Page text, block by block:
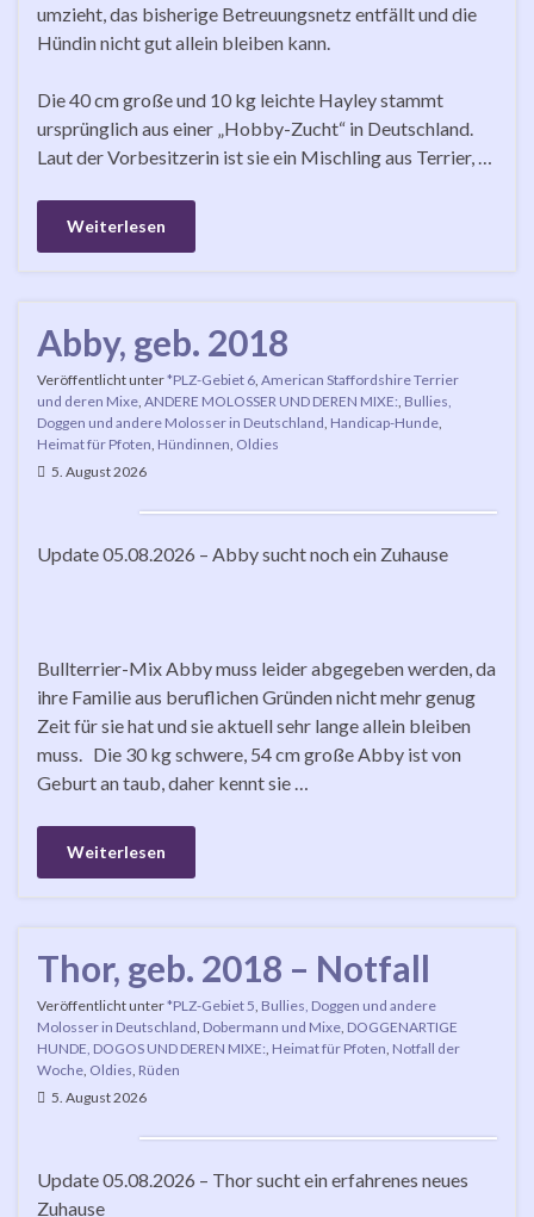
umzieht, das bisherige Betreuungsnetz entfällt und die
Hündin nicht gut allein bleiben kann.
Die 40 cm große und 10 kg leichte Hayley stammt
ursprünglich aus einer „Hobby-Zucht“ in Deutschland.
Laut der Vorbesitzerin ist sie ein Mischling aus Terrier, …
Weiterlesen
Abby, geb. 2018
Veröffentlicht unter*PLZ-Gebiet 6 American Staffordshire Terrier
und deren Mixe ANDERE MOLOSSER UND DEREN MIXE: Bullies,
Doggen und andere Molosser in Deutschland Handicap-Hunde
Heimat für Pfoten Hündinnen Oldies
5. August 2026
Update 05.08.2026 – Abby sucht noch ein Zuhause
Bullterrier-Mix Abby muss leider abgegeben werden, da
ihre Familie aus beruflichen Gründen nicht mehr genug
Zeit für sie hat und sie aktuell sehr lange allein bleiben
muss. Die 30 kg schwere, 54 cm große Abby ist von
Geburt an taub, daher kennt sie …
Weiterlesen
Thor, geb. 2018 – Notfall
Veröffentlicht unter*PLZ-Gebiet 5 Bullies, Doggen und andere
Molosser in Deutschland Dobermann und Mixe DOGGENARTIGE
HUNDE, DOGOS UND DEREN MIXE: Heimat für Pfoten Notfall der
Woche Oldies Rüden
5. August 2026
Update 05.08.2026 – Thor sucht ein erfahrenes neues
Zuhause